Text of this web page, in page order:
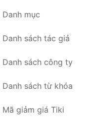
Danh mục
Danh sách tác giả
Danh sách công ty
Danh sách từ khóa
Mã giảm giá Tiki